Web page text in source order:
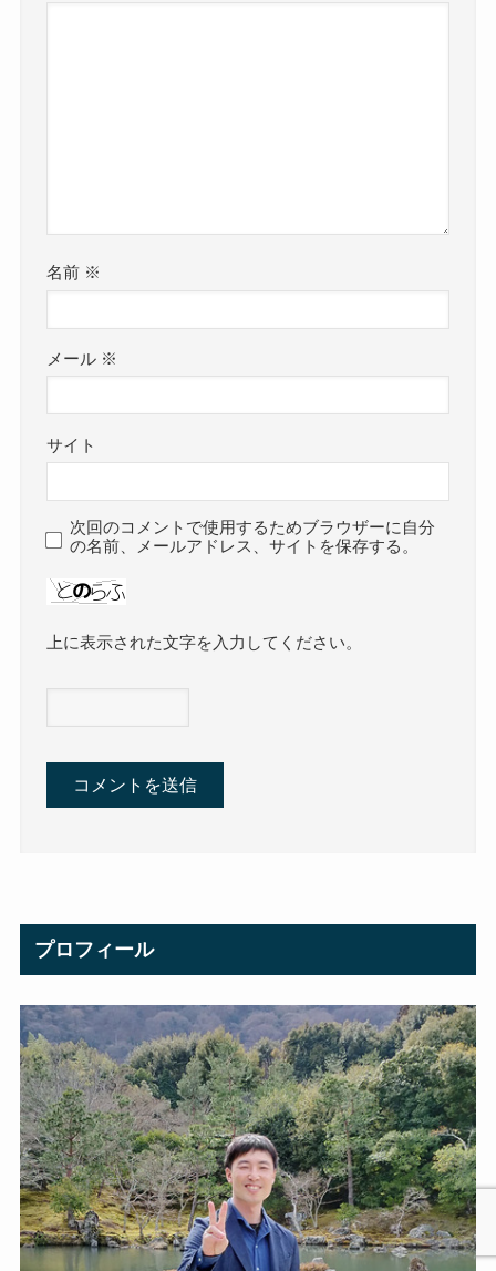
名前 ※
メール ※
サイト
次回のコメントで使用するためブラウザーに自分
の名前、メールアドレス、サイトを保存する。
上に表示された文字を入力してください。
プロフィール